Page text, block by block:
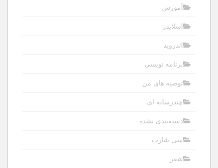
آموزش
اسلایدر
اندروید
برنامه نویسی
توصیه های من
چندرسانه ای
دسته‌بندی نشده
سی شارپ
شعر